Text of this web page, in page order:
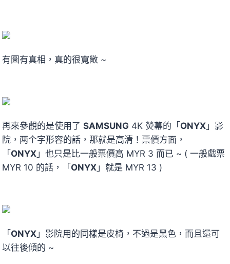
有圖有真相，真的很寬敞 ~
再來參觀的是使用了 SAMSUNG 4K 熒幕的「ONYX 」影
院，两个字形容的話，那就是高清！票價方面，
「ONYX 」也只是比一般票價高 MYR 3 而已 ~ ( 一般戲票
MYR 10 的話，「ONYX 」就是 MYR 13 )
「ONYX 」影院用的同樣是皮椅，不過是黑色，而且還可
以往後傾的 ~